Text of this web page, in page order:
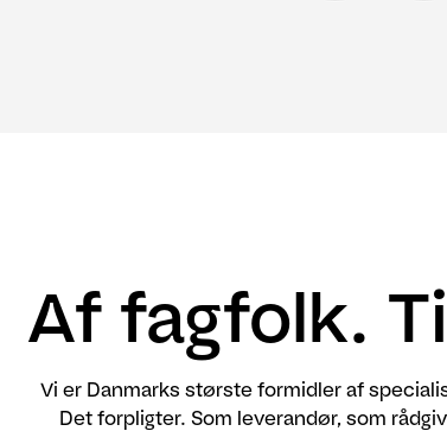
Af fagfolk.
Vi er Danmarks største formidler af
Det forpligter. Som leverandør, som